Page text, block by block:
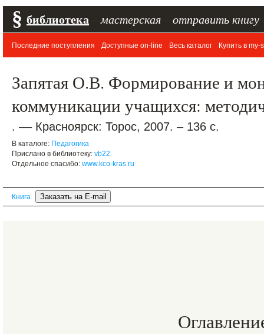
§ библиотека мастерская отправить книгу
Последние поступления Доступные on-line Весь каталог Купить в my-
Запятая О.В. Формирование и
коммуникации учащихся:
. –– Красноярск: Торос, 2007. – 136 с.
В каталоге: Педагогика
Прислано в библиотеку: vb22
Отдельное спасибо: www.kco-kras.ru
Книга